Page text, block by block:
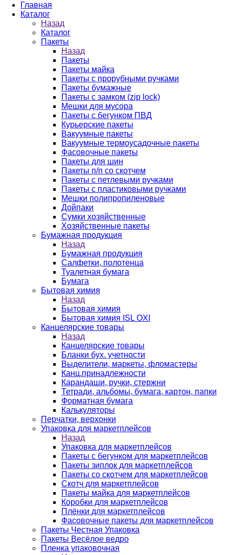
Главная
Каталог
Назад
Каталог
Пакеты
Назад
Пакеты
Пакеты майка
Пакеты с прорубными ручками
Пакеты бумажные
Пакеты с замком (zip lock)
Мешки для мусора
Пакеты с бегунком ПВД
Курьерские пакеты
Вакуумные пакеты
Вакуумные термоусадочные пакеты
Фасовочные пакеты
Пакеты для шин
Пакеты п/п со скотчем
Пакеты с петлевыми ручками
Пакеты с пластиковыми ручками
Мешки полипропиленовые
Дойпаки
Сумки хозяйственные
Хозяйственные пакеты
Бумажная продукция
Назад
Бумажная продукция
Салфетки, полотенца
Туалетная бумага
Бумага
Бытовая химия
Назад
Бытовая химия
Бытовая химия ISL OXI
Канцелярские товары
Назад
Канцелярские товары
Бланки бух. учетности
Выделители, маркеты, фломастеры
Канц.принадлежности
Карандаши, ручки, стержни
Тетради, альбомы, бумага, картон, папки
Форматная бумага
Калькуляторы
Перчатки, верхонки
Упаковка для маркетплейсов
Назад
Упаковка для маркетплейсов
Пакеты с бегунком для маркетплейсов
Пакеты зиплок для маркетплейсов
Пакеты со скотчем для маркетплейсов
Скотч для маркетплейсов
Пакеты майка для маркетплейсов
Коробки для маркетплейсов
Плёнки для маркетплейсов
Фасовочные пакеты для маркетплейсов
Пакеты Честная Упаковка
Пакеты Весёлое ведро
Пленка упаковочная